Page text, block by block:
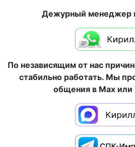
Дежурный менеджер
По независящим от нас
стабильно работать. Мы
общения в Max или